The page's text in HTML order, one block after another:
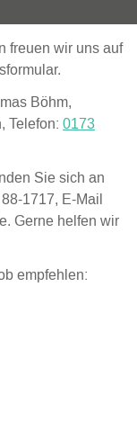
freuen wir uns auf
Böhm,
Telefon: 0173
Sie sich an
1717, E-Mail
Gerne helfen wir
empfehlen: